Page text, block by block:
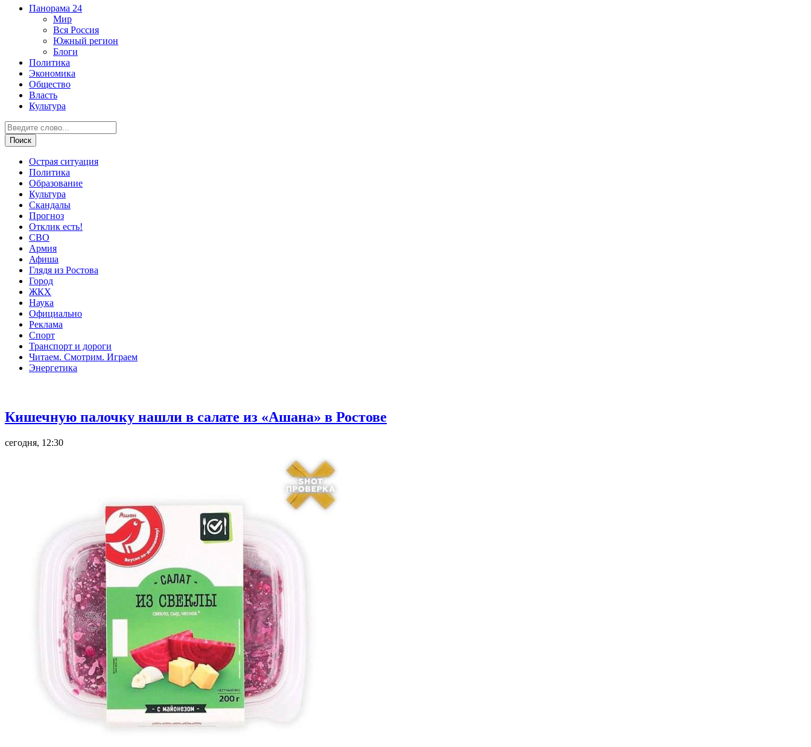
Панорама 24
Мир
Вся Россия
Южный регион
Блоги
Политика
Экономика
Общество
Власть
Культура
Острая ситуация
Политика
Образование
Культура
Скандалы
Прогноз
Отклик есть!
СВО
Армия
Афиша
Глядя из Ростова
Город
ЖКХ
Наука
Официально
Реклама
Спорт
Транспорт и дороги
Читаем. Смотрим. Играем
Энергетика
Кишечную палочку нашли в салате из «Ашана» в Ростове
сегодня, 12:30